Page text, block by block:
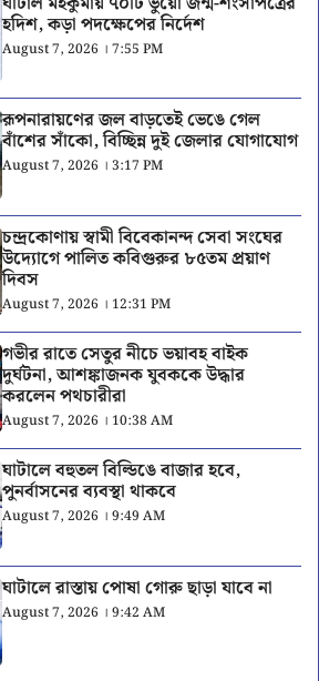
হদিশ, কড়া পদক্ষেপের নির্দেশ
August 7, 2026 । 7:55 PM
রূপনারায়ণের জল বাড়তেই ভেঙে গেল
বাঁশের সাঁকো, বিচ্ছিন্ন দুই জেলার যোগাযোগ
August 7, 2026 । 3:17 PM
চন্দ্রকোণায় স্বামী বিবেকানন্দ সেবা সংঘের
উদ্যোগে পালিত কবিগুরুর ৮৫তম প্রয়াণ
দিবস
August 7, 2026 । 12:31 PM
গভীর রাতে সেতুর নীচে ভয়াবহ বাইক
দুর্ঘটনা, আশঙ্কাজনক যুবককে উদ্ধার
করলেন পথচারীরা
August 7, 2026 । 10:38 AM
ঘাটালে বহুতল বিল্ডিঙে বাজার হবে,
পুনর্বাসনের ব্যবস্থা থাকবে
August 7, 2026 । 9:49 AM
ঘাটালে রাস্তায় পোষা গোরু ছাড়া যাবে না
August 7, 2026 । 9:42 AM